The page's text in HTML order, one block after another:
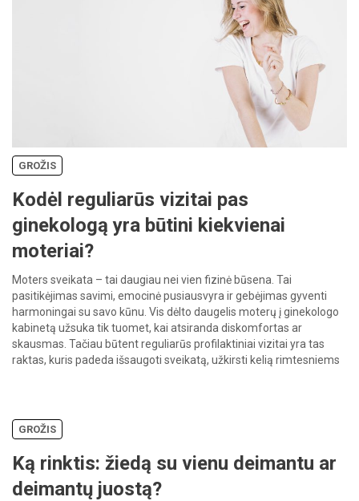
GROŽIS
Kodėl reguliarūs vizitai pas
ginekologą yra būtini kiekvienai
moteriai?
Moters sveikata – tai daugiau nei vien fizinė būsena. Tai
pasitikėjimas savimi, emocinė pusiausvyra ir gebėjimas gyventi
harmoningai su savo kūnu. Vis dėlto daugelis moterų į ginekologo
kabinetą užsuka tik tuomet, kai atsiranda diskomfortas ar
skausmas. Tačiau būtent reguliarūs profilaktiniai vizitai yra tas
raktas, kuris padeda išsaugoti sveikatą, užkirsti kelią rimtesniems
GROŽIS
Ką rinktis: žiedą su vienu deimantu ar
deimantų juostą?